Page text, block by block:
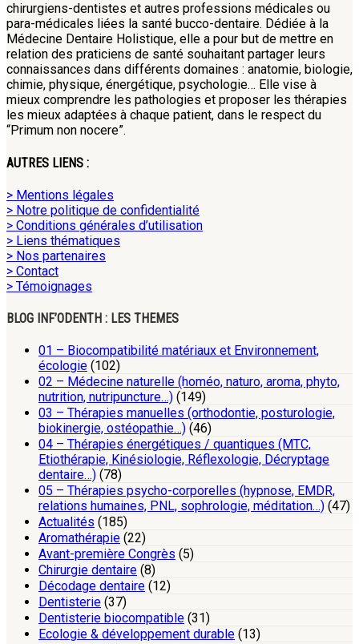
chirurgiens-dentistes et autres professions médicales ou
para-médicales liées la santé bucco-dentaire. Dédiée à la
Médecine Dentaire Holistique, elle a pour but de mettre en
relation des praticiens de santé souhaitant partager leurs
connaissances dans différents domaines : anatomie, biologie,
chimie, physique, énergétique, psychologie… Elle vise à
mieux comprendre les pathologies et proposer les thérapies
les mieux adaptées à chaque patient, dans le respect du
“Primum non nocere”.
AUTRES LIENS :
> Mentions légales
> Notre politique de confidentialité
> Conditions générales d’utilisation
> Liens thématiques
> Nos partenaires
> Contact
> Témoignages
BLOG INF’ODENTH : LES THEMES
01 – Biocompatibilité matériaux et Environnement,
écologie (102)
02 – Médecine naturelle (homéo, naturo, aroma, phyto,
nutrition, nutripuncture…) (149)
03 – Thérapies manuelles (orthodontie, posturologie,
biokinergie, ostéopathie…) (46)
04 – Thérapies énergétiques / quantiques (MTC,
Etiothérapie, Kinésiologie, Réflexologie, Décryptage
dentaire…) (78)
05 – Thérapies psycho-corporelles (hypnose, EMDR,
relations humaines, PNL, sophrologie, méditation…) (47)
Actualités (185)
Aromathérapie (22)
Avant-première Congrès (5)
Chirurgie dentaire (8)
Décodage dentaire (12)
Dentisterie (37)
Dentisterie biocompatible (31)
Ecologie & développement durable (13)